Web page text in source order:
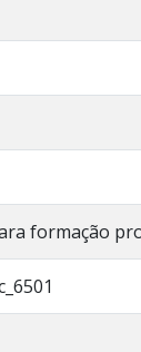
formação